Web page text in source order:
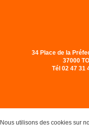
34 Place de la
37000
Tél 02 47 31
Nous utilisons des cookies sur